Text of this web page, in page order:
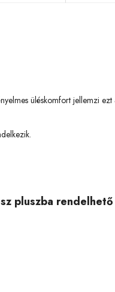
üléskomfort jellemzi ezt
pluszba